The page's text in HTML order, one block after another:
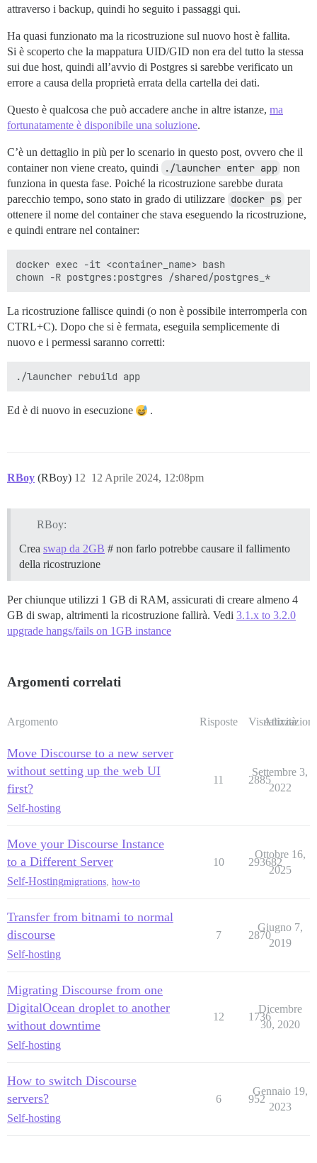
attraverso i backup, quindi ho seguito i passaggi qui.
Ha quasi funzionato ma la ricostruzione sul nuovo host è fallita.
Si è scoperto che la mappatura UID/GID non era del tutto la stessa
sui due host, quindi all’avvio di Postgres si sarebbe verificato un
errore a causa della proprietà errata della cartella dei dati.
Questo è qualcosa che può accadere anche in altre istanze, ma
fortunatamente è disponibile una soluzione.
C’è un dettaglio in più per lo scenario in questo post, ovvero che il
container non viene creato, quindi
./launcher enter app non
funziona in questa fase. Poiché la ricostruzione sarebbe durata
parecchio tempo, sono stato in grado di utilizzare docker ps per
ottenere il nome del container che stava eseguendo la ricostruzione,
e quindi entrare nel container:
docker exec -it <container_name> bash
La ricostruzione fallisce quindi (o non è possibile interromperla con
CTRL+C). Dopo che si è fermata, eseguila semplicemente di
nuovo e i permessi saranno corretti:
Ed è di nuovo in esecuzione .
RBoy (RBoy) 12 Aprile 2024, 12:08pm
12
RBoy:
Crea swap da 2GB # non farlo potrebbe causare il fallimento
della ricostruzione
Per chiunque utilizzi 1 GB di RAM, assicurati di creare almeno 4
GB di swap, altrimenti la ricostruzione fallirà. Vedi 3.1.x to 3.2.0
upgrade hangs/fails on 1GB instance
Argomenti correlati
Argomento Risposte Visualizzazioni
Attività
Move Discourse to a new server
without setting up the web UI
first?
Self-hosting
11 2885
Settembre 3,
2022
Move your Discourse Instance
to a Different Server
Self-Hostingmigrations how-to
10 293682
Ottobre 16,
2025
Transfer from bitnami to normal
discourse
Self-hosting
7 2870
Giugno 7,
2019
Migrating Discourse from one
DigitalOcean droplet to another
without downtime
Self-hosting
12 1736
Dicembre
30, 2020
How to switch Discourse
servers?
Self-hosting
6 952
Gennaio 19,
2023